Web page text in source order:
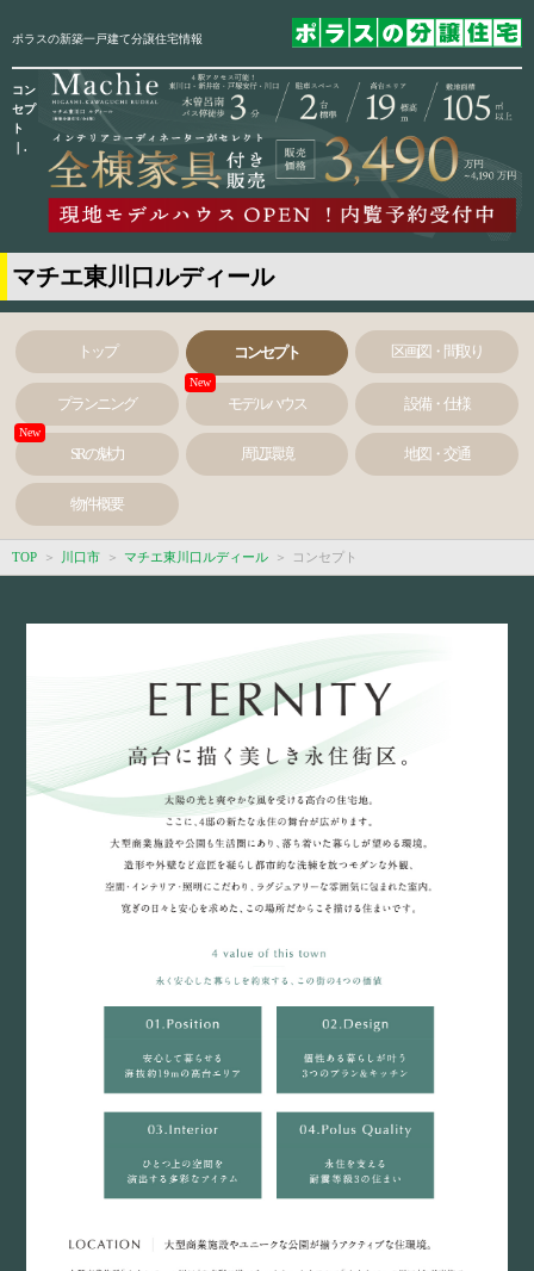
ポラスの新築一戸建て分譲住宅情報
コン
セプ
ト
｜.
マチエ東川口ルディール
トップ コンセプト 区画図・間取り
プランニング モデルハウス 設備・仕様
SRの魅力 周辺環境 地図・交通
物件概要
TOP 川口市 マチエ東川口ルディール コンセプト